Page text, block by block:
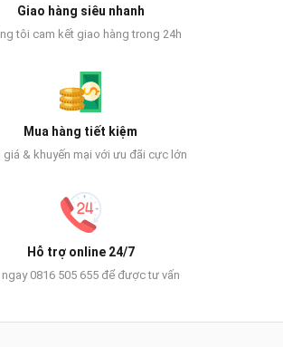
Giao hàng siêu nhanh
tôi cam kết giao hàng trong 24h
Mua hàng tiết kiệm
giá & khuyến mại với ưu đãi cực lớn
Hỗ trợ online 24/7
ngay 0816 505 655 để được tư vấn